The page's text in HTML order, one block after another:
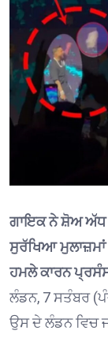
ਗਾਇਕ ਨੇ ਸ਼ੋਅ ਅੱਧ
ਸੁਰੱਖਿਆ ਮੁਲਾਜ਼ਮਾਂ
ਹਮਲੇ ਕਾਰਨ
ਲੰਡਨ, 7 ਸਤੰਬਰ
ਉਸ ਦੇ ਲੰਡਨ ਵਿਚ